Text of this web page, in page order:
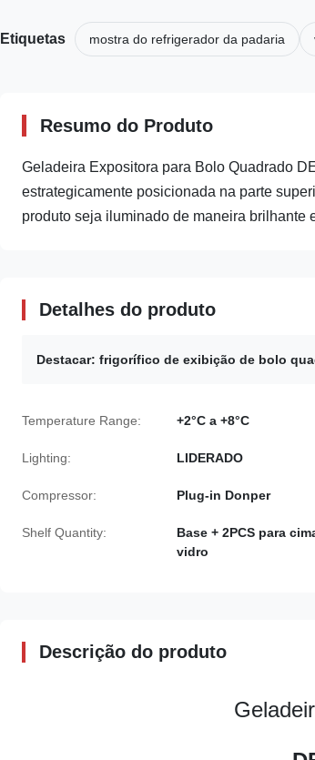
Etiquetas mostra do refrigerador da padaria
Resumo do Produto
Geladeira Expositora para Bolo Quadrado
estrategicamente posicionada na parte
produto seja iluminado de maneira brilhante
Detalhes do produto
Destacar: frigorífico de exibição de bolo
Temperature Range: +2°C a +8°C
Lighting: LIDERADO
Compressor: Plug-in Donper
Shelf Quantity:
Base + 2PCS para
vidro
Descrição do produto